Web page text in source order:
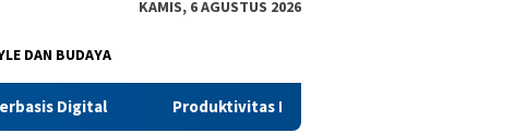
KAMIS, 6 AGUSTUS 2026
DAN BUDAYA
Padi Tembus 10,43 Ton/Ha, PM-AAS Buktikan